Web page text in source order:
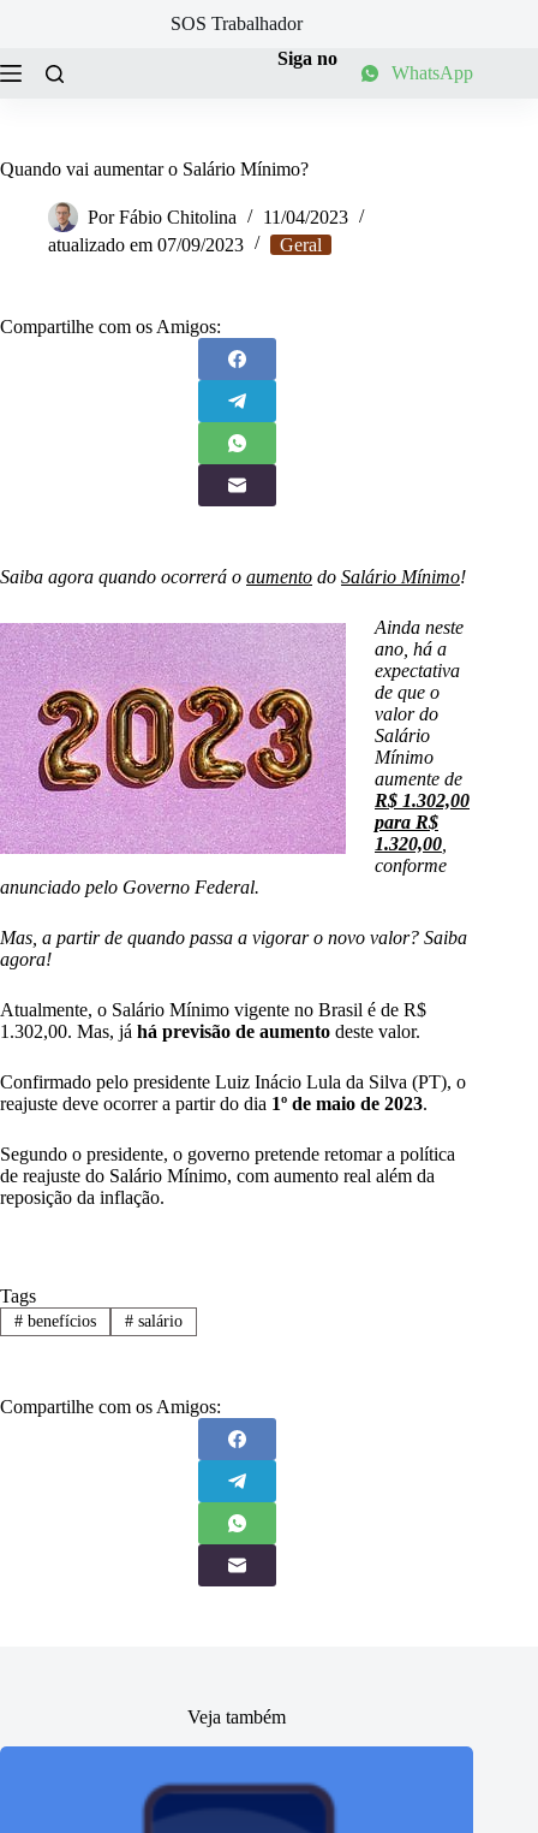
conteúdo
SOS Trabalhador
Siga no
WhatsApp
Quando vai aumentar o Salário Mínimo?
Por Fábio Chitolina
11/04/2023
atualizado em 07/09/2023 Geral
Compartilhe com os Amigos:
Saiba agora quando ocorrerá o aumento do Salário Mínimo!
Ainda neste
ano, há a
expectativa
de que o
valor do
Salário
Mínimo
aumente de
R$ 1.302,00
para R$
1.320,00
conforme
anunciado pelo Governo Federal.
Mas, a partir de quando passa a vigorar o novo valor? Saiba
agora!
Atualmente, o Salário Mínimo vigente no Brasil é de R$
1.302,00. Mas, já há previsão de aumento deste valor.
Confirmado pelo presidente Luiz Inácio Lula da Silva (PT), o
reajuste deve ocorrer a partir do dia 1º de maio de 2023.
Segundo o presidente, o governo pretende retomar a política
de reajuste do Salário Mínimo, com aumento real além da
reposição da inflação.
Tags
#benefícios #salário
Compartilhe com os Amigos:
Veja também